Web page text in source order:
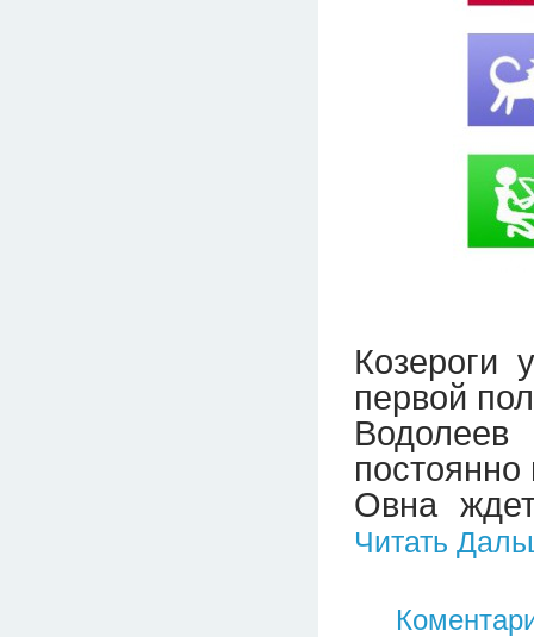
Козероги
первой
постоянно
Овна
Читать